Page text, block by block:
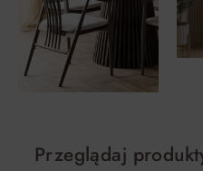
Przeglądaj